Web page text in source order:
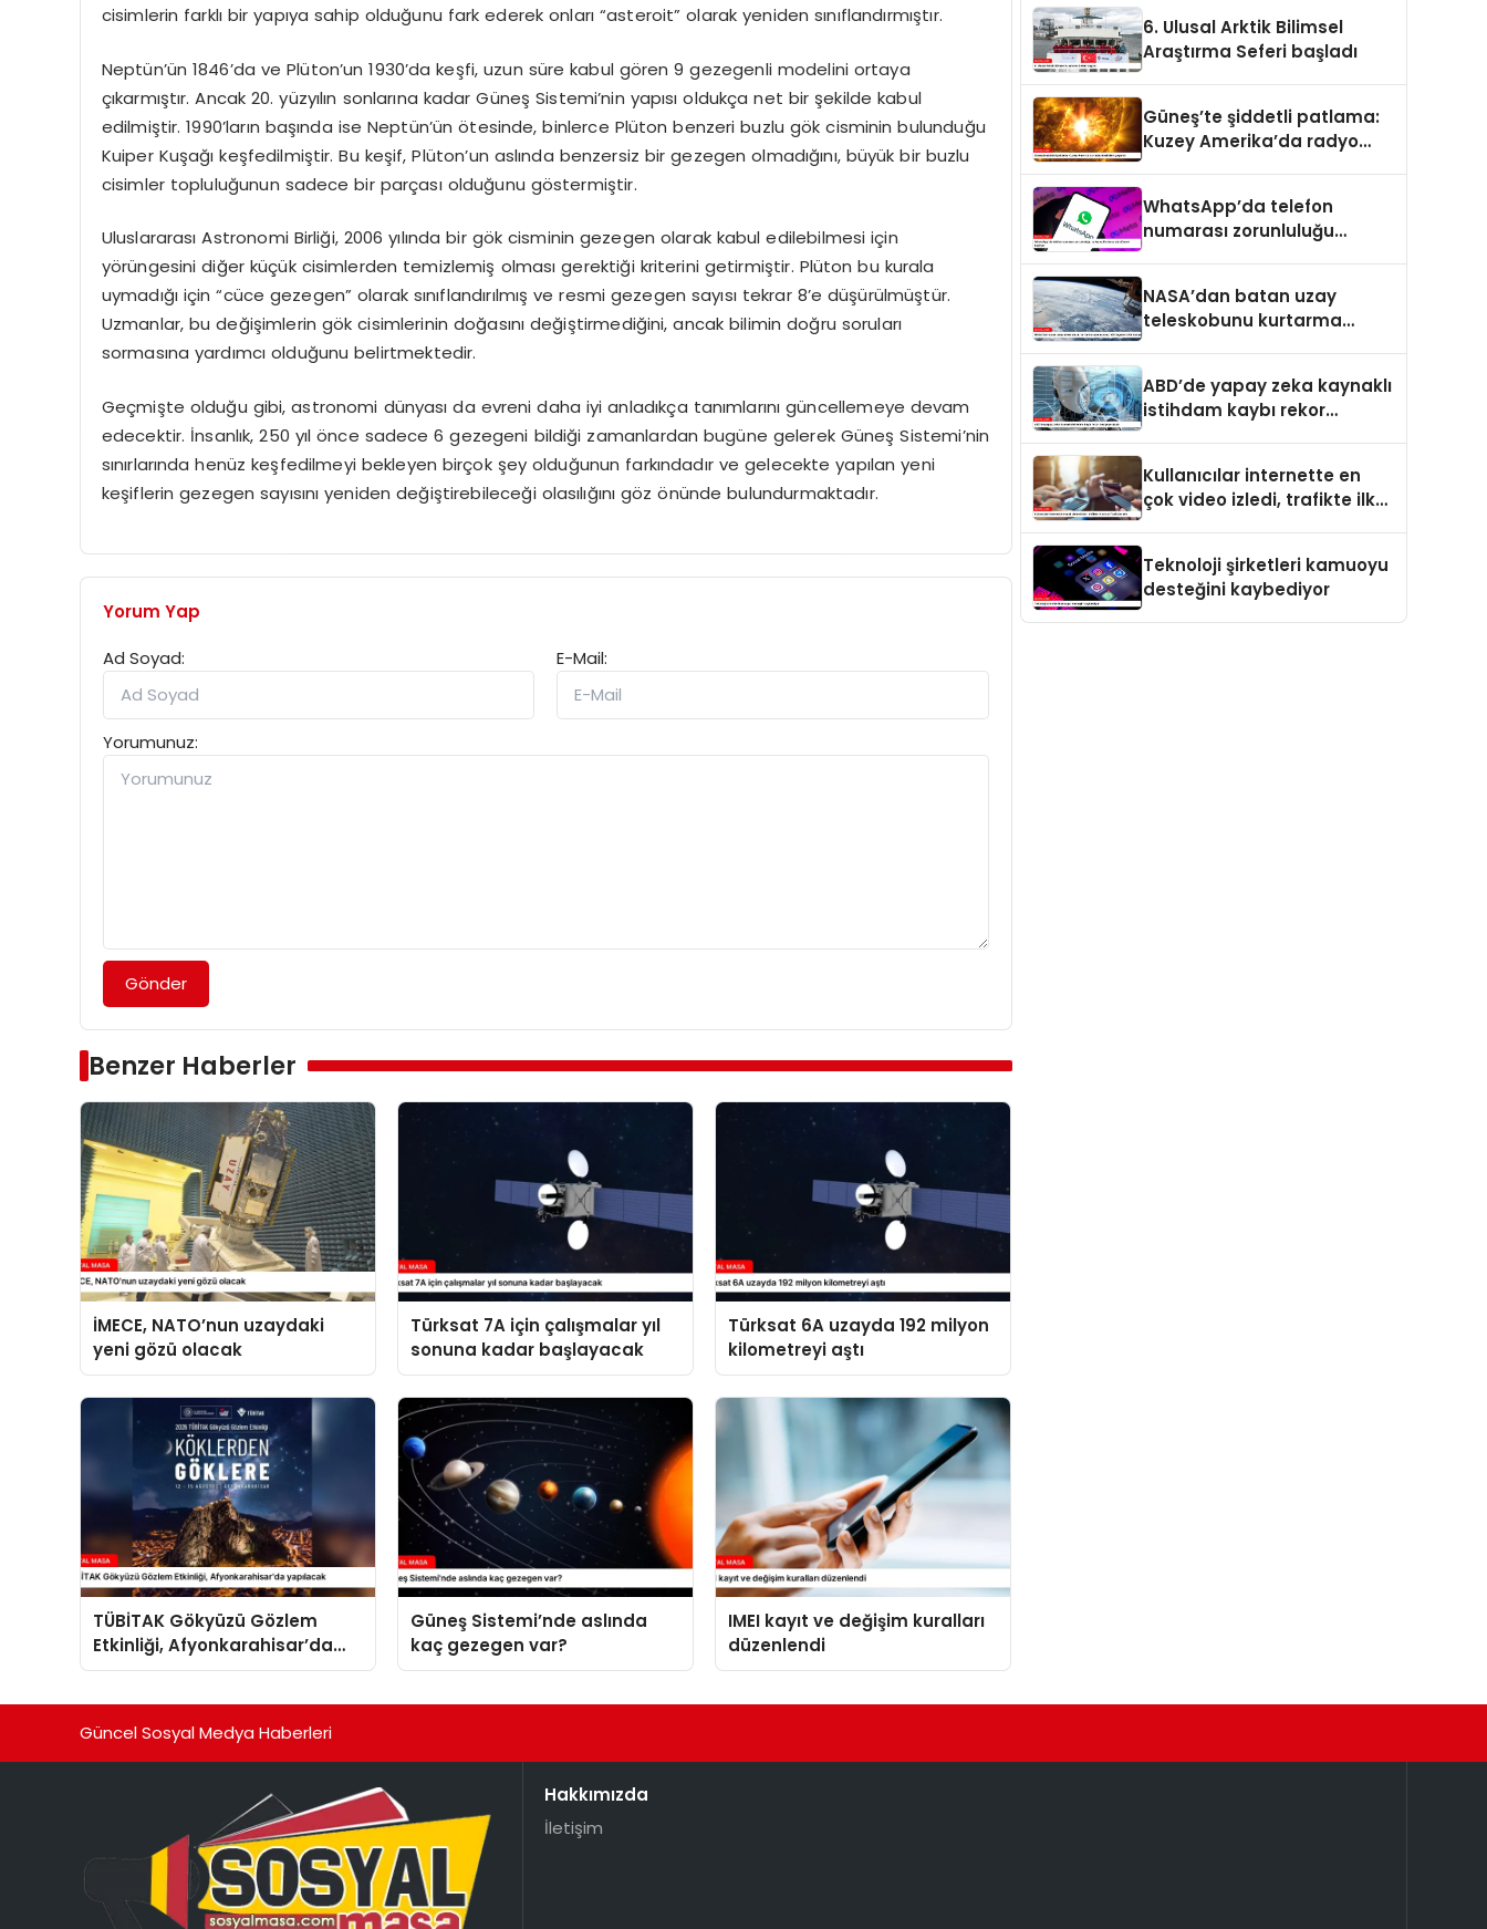
cisimlerin farklı bir yapıya sahip olduğunu fark ederek onları “asteroit” olarak yeniden sınıflandırmıştır.
Neptün’ün 1846’da ve Plüton’un 1930’da keşfi, uzun süre kabul gören 9 gezegenli modelini ortaya
çıkarmıştır. Ancak 20. yüzyılın sonlarına kadar Güneş Sistemi’nin yapısı oldukça net bir şekilde kabul
edilmiştir. 1990’ların başında ise Neptün’ün ötesinde, binlerce Plüton benzeri buzlu gök cisminin bulunduğu
Kuiper Kuşağı keşfedilmiştir. Bu keşif, Plüton’un aslında benzersiz bir gezegen olmadığını, büyük bir buzlu
cisimler topluluğunun sadece bir parçası olduğunu göstermiştir.
Uluslararası Astronomi Birliği, 2006 yılında bir gök cisminin gezegen olarak kabul edilebilmesi için
yörüngesini diğer küçük cisimlerden temizlemiş olması gerektiği kriterini getirmiştir. Plüton bu kurala
uymadığı için “cüce gezegen” olarak sınıflandırılmış ve resmi gezegen sayısı tekrar 8’e düşürülmüştür.
Uzmanlar, bu değişimlerin gök cisimlerinin doğasını değiştirmediğini, ancak bilimin doğru soruları
sormasına yardımcı olduğunu belirtmektedir.
Geçmişte olduğu gibi, astronomi dünyası da evreni daha iyi anladıkça tanımlarını güncellemeye devam
edecektir. İnsanlık, 250 yıl önce sadece 6 gezegeni bildiği zamanlardan bugüne gelerek Güneş Sistemi’nin
sınırlarında henüz keşfedilmeyi bekleyen birçok şey olduğunun farkındadır ve gelecekte yapılan yeni
keşiflerin gezegen sayısını yeniden değiştirebileceği olasılığını göz önünde bulundurmaktadır.
Yorum Yap
Ad Soyad:
E-Mail:
Yorumunuz:
Gönder
Benzer Haberler
İMECE, NATO’nun uzaydaki
yeni gözü olacak
Türksat 7A için çalışmalar yıl
sonuna kadar başlayacak
Türksat 6A uzayda 192 milyon
kilometreyi aştı
TÜBİTAK Gökyüzü Gözlem
Etkinliği, Afyonkarahisar’da
yapılacak
Güneş Sistemi’nde aslında
kaç gezegen var?
IMEI kayıt ve değişim kuralları
düzenlendi
6. Ulusal Arktik Bilimsel
Araştırma Seferi başladı
Güneş’te şiddetli patlama:
Kuzey Amerika’da radyo
WhatsApp’da telefon
numarası zorunluluğu
NASA’dan batan uzay
teleskobunu kurtarma
ABD’de yapay zeka kaynaklı
istihdam kaybı rekor
Kullanıcılar internette en
çok video izledi, trafikte ilk
Teknoloji şirketleri kamuoyu
desteğini kaybediyor
Güncel Sosyal Medya Haberleri
Hakkımızda
İletişim